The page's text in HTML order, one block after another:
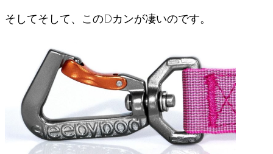
そしてそして、このDカンが凄いのです。